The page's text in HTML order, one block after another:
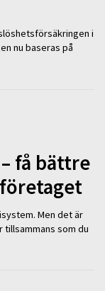
i
nu baseras på
få bättre
Men det är
som du